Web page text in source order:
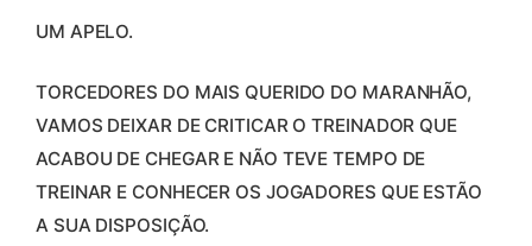
UM APELO.
TORCEDORES DO MAIS QUERIDO DO MARANHÃO,
VAMOS DEIXAR DE CRITICAR O TREINADOR QUE
ACABOU DE CHEGAR E NÃO TEVE TEMPO DE
TREINAR E CONHECER OS JOGADORES QUE ESTÃO
A SUA DISPOSIÇÃO.